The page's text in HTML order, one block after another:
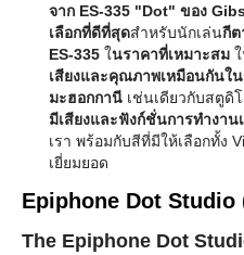
จาก ES-335 "Dot" ของ
เลือกที่ดีที่สุดสำหรับนักเล่นกีต
ES-335 ในราคาที่เหมาะสม
เสียงและคุณภาพเหมือนกันใ
มะฮอกกานี เช่นเดียวกับสตูดิ
มีเสียงและฟังก์ชั่นการทำงา
เรา พร้อมกับสีที่มีให้เลือกทั้ง
เยี่ยมยอด
Epiphone Dot Studio
The Epiphone Dot